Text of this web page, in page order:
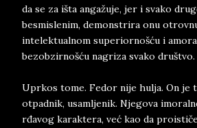
da se za išta angažuje, jer i svako
besmislenim, demonstrira onu
intelektualnom superiornošću i
bezobzirnošću nagriza svako društvo.
Uprkos tome. Fedor nije hulja. On je
otpadnik, usamljenik. Njegova
rđavog karaktera, već kao da